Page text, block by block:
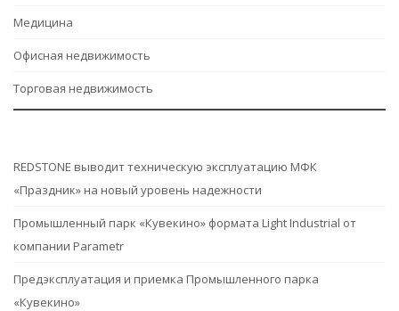
Медицина
Офисная недвижимость
Торговая недвижимость
REDSTONE выводит техническую эксплуатацию МФК
«Праздник» на новый уровень надежности
Промышленный парк «Кувекино» формата Light Industrial от
компании Parametr
Предэксплуатация и приемка Промышленного парка
«Кувекино»